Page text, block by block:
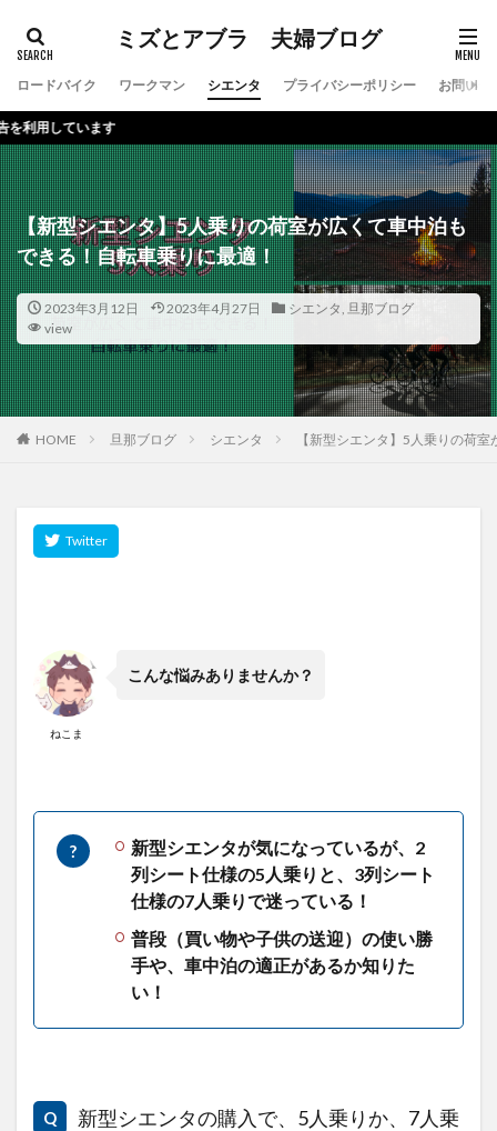
ミズとアブラ 夫婦ブログ
ロードバイク ワークマン シエンタ プライバシーポリシー お問い合
【新型シエンタ】5人乗りの荷室が広くて車中泊も
できる！自転車乗りに最適！
2023年3月12日 2023年4月27日 シエンタ, 旦那ブログ
view
HOME 旦那ブログ シエンタ 【新型シエンタ】5人乗りの荷
ねこま
こんな悩みありませんか？
新型シエンタが気になっているが、2
列シート仕様の5人乗りと、3列シート
仕様の7人乗りで迷っている！
普段（買い物や子供の送迎）の使い勝
手や、車中泊の適正があるか知りた
い！
新型シエンタの購入で、5人乗りか、7人乗